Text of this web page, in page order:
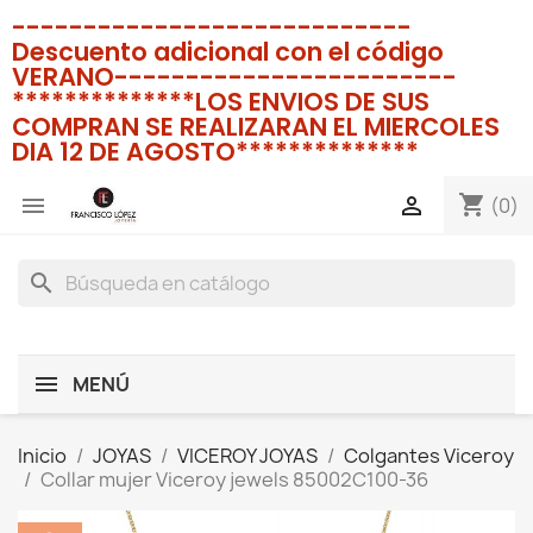
----------------------------
Descuento adicional con el código
VERANO------------------------
**************LOS ENVIOS DE SUS
COMPRAN SE REALIZARAN EL MIERCOLES
DIA 12 DE AGOSTO**************
 shopping_cart (0)

search
MENÚ
Inicio JOYAS VICEROY JOYAS
Colgantes Viceroy
Collar mujer Viceroy jewels 85002C100-36